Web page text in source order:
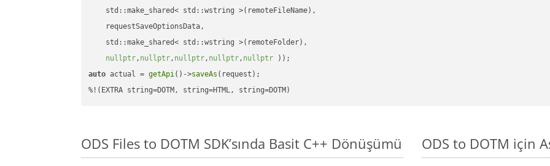
    std::make_shared< std::wstring >(remoteFileName),
    requestSaveOptionsData,
    std::make_shared< std::wstring >(remoteFolder),
nullptr, nullptr, nullptr, nullptr, nullptr ))
auto actual = getApi()->saveAs (request);
%!(EXTRA string=DOTM, string=HTML, string=DOTM)
ODS Files to DOTM SDK’sında Basit C++ Dönüşümü ODS to DOTM için